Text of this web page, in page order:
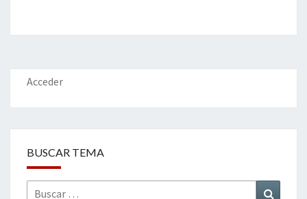
o
o
k
er dI
n
l
p
ar
Acceder
BUSCAR TEMA
Buscar